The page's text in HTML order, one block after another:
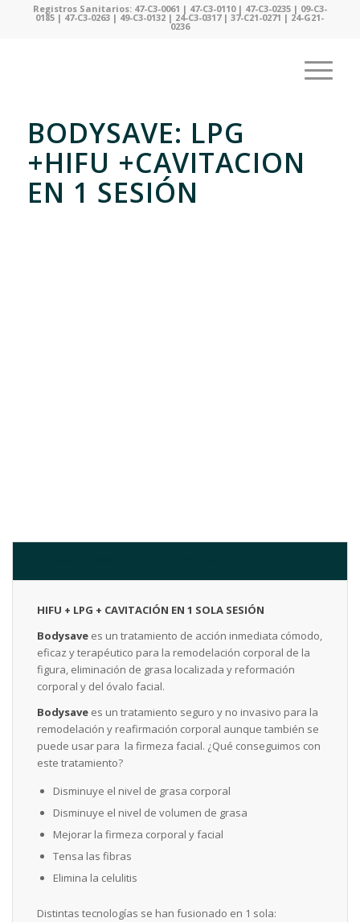
Registros Sanitarios: 47-C3-0061 | 47-C3-0110 | 47-C3-0235 | 09-C3-
0185 | 47-C3-0263 | 49-C3-0132 | 24-C3-0317 | 37-C21-0271 | 24-G21-
0236
BODYSAVE: LPG
+HIFU +CAVITACION
EN 1 SESIÓN
HIFU + LPG + CAVITACIÓN EN 1 SOLA SESIÓN
Bodysave es un tratamiento de acción inmediata cómodo,
eficaz y terapéutico para la remodelación corporal de la
figura, eliminación de grasa localizada y reformación
corporal y del óvalo facial.
Bodysave es un tratamiento seguro y no invasivo para la
remodelación y reafirmación corporal aunque también se
puede usar para la firmeza facial. ¿Qué conseguimos con
este tratamiento?
Disminuye el nivel de grasa corporal
Disminuye el nivel de volumen de grasa
Mejorar la firmeza corporal y facial
Tensa las fibras
Elimina la celulitis
Distintas tecnologías se han fusionado en 1 sola: